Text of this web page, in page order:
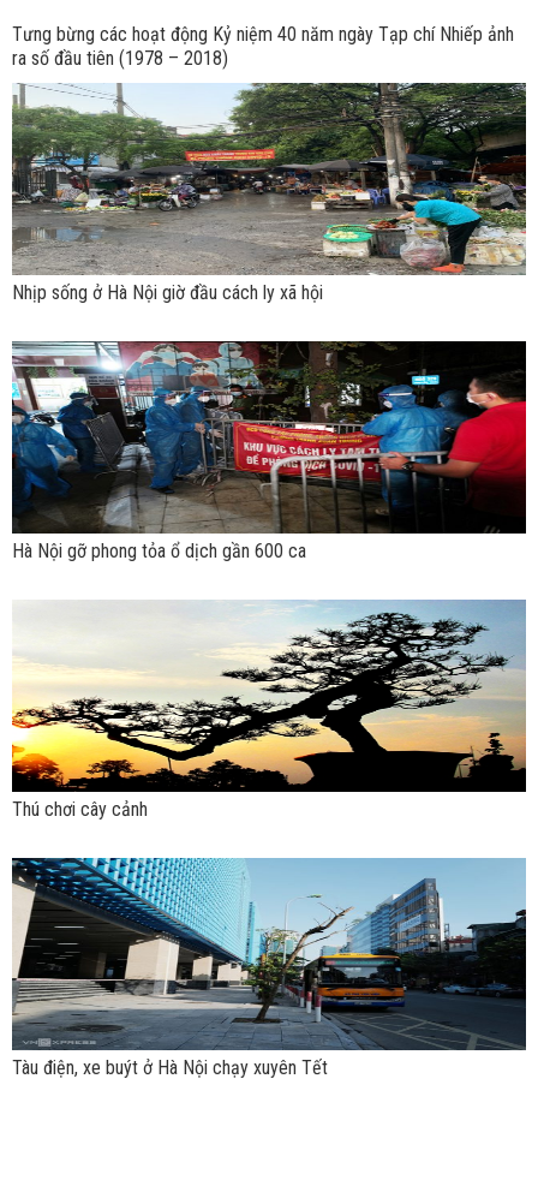
Tưng bừng các hoạt động Kỷ niệm 40 năm ngày Tạp chí Nhiếp ảnh
ra số đầu tiên (1978 – 2018)
Nhịp sống ở Hà Nội giờ đầu cách ly xã hội
Hà Nội gỡ phong tỏa ổ dịch gần 600 ca
Thú chơi cây cảnh
Tàu điện, xe buýt ở Hà Nội chạy xuyên Tết